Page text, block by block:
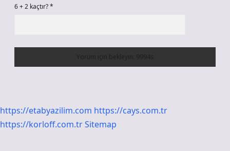
6 + 2 kaçtır?*
https://etabyazilim.com https://cays.com.tr
https://korloff.com.trSitemap